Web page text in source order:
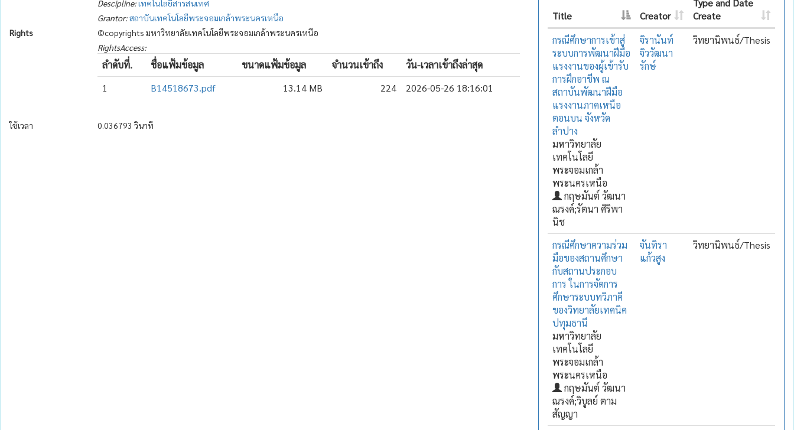
Descipline:เทคโนโลยีสารสนเทศ
Grantor:สถาบันเทคโนโลยีพระจอมเกล้าพระนครเหนือ
Rights
©copyrights มหาวิทยาลัยเทคโนโลยีพระจอมเกล้าพระนครเหนือ
RightsAccess:
ลำดับที่. ชื่อแฟ้มข้อมูล ขนาดแฟ้มข้อมูล จำนวนเข้าถึง
วัน-เวลาเข้าถึงล่าสุด
1
B14518673.pdf 13.14 MB 224 2026-05-26 18:16:01
ใช้เวลา 0.036793 วินาที
Title Creator
Type and Date
Create
กรณีศึกษาการเข้าสู่
ระบบการพัฒนาฝีมือ
แรงงานของผู้เข้ารับ
การฝึกอาชีพ ณ
สถาบันพัฒนาฝีมือ
แรงงานภาคเหนือ
ตอนบน จังหวัด
ลำปาง
มหาวิทยาลัย
เทคโนโลยี
พระจอมเกล้า
พระนครเหนือ
กฤษมันต์ วัฒนา
ณรงค์;รัตนา ศิริพา
นิช
จิรานันท์
จิววัฒนา
รักษ์
วิทยานิพนธ์/Thesis
กรณีศึกษาความร่วม
มือของสถานศึกษา
กับสถานประกอบ
การ ในการจัดการ
ศึกษาระบบทวิภาคี
ของวิทยาลัยเทคนิค
ปทุมธานี
มหาวิทยาลัย
เทคโนโลยี
พระจอมเกล้า
พระนครเหนือ
กฤษมันต์ วัฒนา
ณรงค์;วิบูลย์ ตาม
สัญญา
จันทิรา
แก้วสูง
วิทยานิพนธ์/Thesis